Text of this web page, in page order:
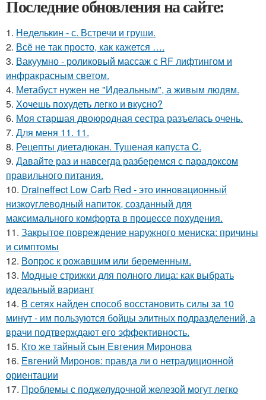
Последние обновления на сайте:
1. Неделькин - с. Встречи и груши.
2. Всё не так просто, как кажется ….
3. Вакуумно - роликовый массаж с RF лифтингом и
инфракрасным светом.
4. Метабуст нужен не "Идеальным", а живым людям.
5. Хочешь похудеть легко и вкусно?
6. Моя старшая двоюродная сестра разъелась очень.
7. Для меня 11. 11.
8. Рецепты диетадюкан. Тушеная капуста C.
9. Давайте раз и навсегда разберемся с парадоксом
правильного питания.
10. Draineffect Low Carb Red - это инновационный
низкоуглеводный напиток, созданный для
максимального комфорта в процессе похудения.
11. Закрытое повреждение наружного мениска: причины
и симптомы
12. Вопрос к рожавшим или беременным.
13. Модные стрижки для полного лица: как выбрать
идеальный вариант
14. В сетях найден способ восстановить силы за 10
минут - им пользуются бойцы элитных подразделений, а
врачи подтверждают его эффективность.
15. Кто же тайный сын Евгения Миронова
16. Евгений Миронов: правда ли о нетрадиционной
ориентации
17. Проблемы с поджелудочной железой могут легко